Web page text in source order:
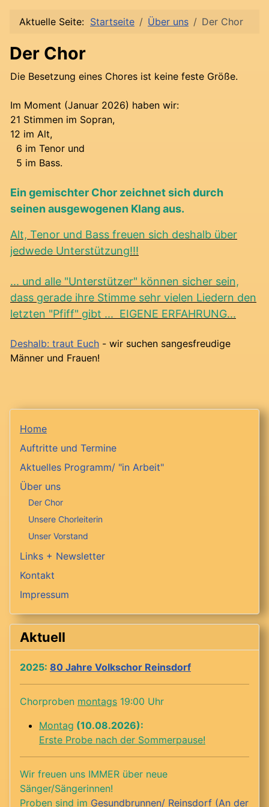
Aktuelle Seite: Startseite Über uns Der Chor
Der Chor
Die Besetzung eines Chores ist keine feste Größe.
Im Moment (Januar 2026) haben wir:
21 Stimmen im Sopran,
12 im Alt,
6 im Tenor und
5 im Bass.
Ein gemischter Chor zeichnet sich durch
seinen ausgewogenen Klang aus.
Alt, Tenor und Bass freuen sich deshalb über
jedwede Unterstützung!!!
... und alle "Unterstützer" können sicher sein,
dass gerade ihre Stimme sehr vielen Liedern den
letzten "Pfiff" gibt ... EIGENE ERFAHRUNG...
Deshalb: traut Euch - wir suchen sangesfreudige
Männer und Frauen!
Home
Auftritte und Termine
Aktuelles Programm/ "in Arbeit"
Über uns
Der Chor
Unsere Chorleiterin
Unser Vorstand
Links + Newsletter
Kontakt
Impressum
Aktuell
2025: 80 Jahre Volkschor Reinsdorf
Chorproben montags 19:00 Uhr
Montag (10.08.2026):
Erste Probe nach der Sommerpause!
Wir freuen uns IMMER über neue
Sänger/Sängerinnen!
Proben sind im Gesundbrunnen/ Reinsdorf (An der